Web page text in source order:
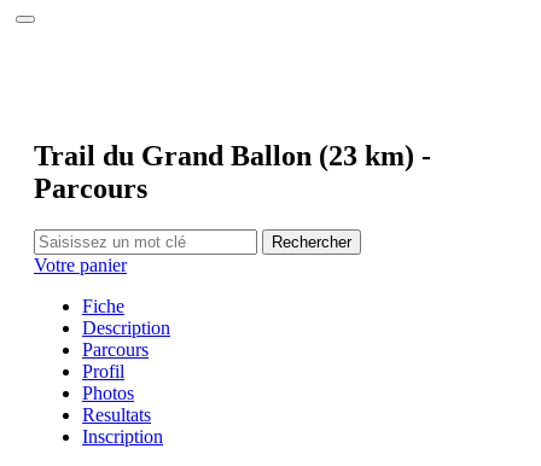
Réalisations
Partenaires
Annuaire
Trail du Grand Ballon (23 km) -
Parcours
Rechercher
Votre panier
Fiche
Description
Parcours
Profil
Photos
Resultats
Inscription